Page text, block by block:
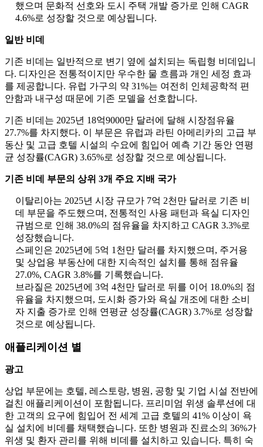
했으며 문화적 선호와 도시 주택 개발 증가로 인해 CAGR
4.6%로 성장할 것으로 예상됩니다.
일반 비데
기존 비데는 일반적으로 변기 옆에 설치되는 독립형 비데입니
다. 디자인은 전통적이지만 우수한 물 흐름과 개인 세정 효과
를 제공합니다. 유럽 ​​가구의 약 31%는 여전히 인체공학적 편
안함과 내구성 때문에 기존 모델을 선호합니다.
기존 비데는 2025년 18억9000만 달러에 달해 시장점유율
27.7%를 차지했다. 이 부문은 유럽과 라틴 아메리카의 고급 부
동산 및 고급 호텔 시설의 수요에 힘입어 예측 기간 동안 연평
균 성장률(CAGR) 3.65%로 성장할 것으로 예상됩니다.
기존 비데 부문의 상위 3개 주요 지배 국가
이탈리아는 2025년 시장 규모가 7억 2천만 달러로 기존 비
데 부문을 주도했으며, 전통적인 사용 패턴과 욕실 디자인
규범으로 인해 38.0%의 점유율을 차지하고 CAGR 3.3%로
성장했습니다.
스페인은 2025년에 5억 1천만 달러를 차지했으며, 주거용
및 상업용 부동산에 대한 지속적인 설치를 통해 점유율
27.0%, CAGR 3.8%를 기록했습니다.
브라질은 2025년에 3억 4천만 달러로 뒤를 이어 18.0%의 점
유율을 차지했으며, 도시화 증가와 욕실 개조에 대한 소비
자 지출 증가로 인해 연평균 성장률(CAGR) 3.7%로 성장할
것으로 예상됩니다.
애플리케이션 별
광고
상업 부문에는 호텔, 레스토랑, 병원, 공항 및 기업 시설 전반에
걸친 애플리케이션이 포함됩니다. 프리미엄 위생 솔루션에 대
한 고객의 요구에 힘입어 전 세계 고급 호텔의 41% 이상이 욕
실 설치에 비데를 채택했습니다. 또한 병원과 진료소의 36%가
위생 및 환자 관리를 위해 비데를 설치하고 있습니다. 특히 숙